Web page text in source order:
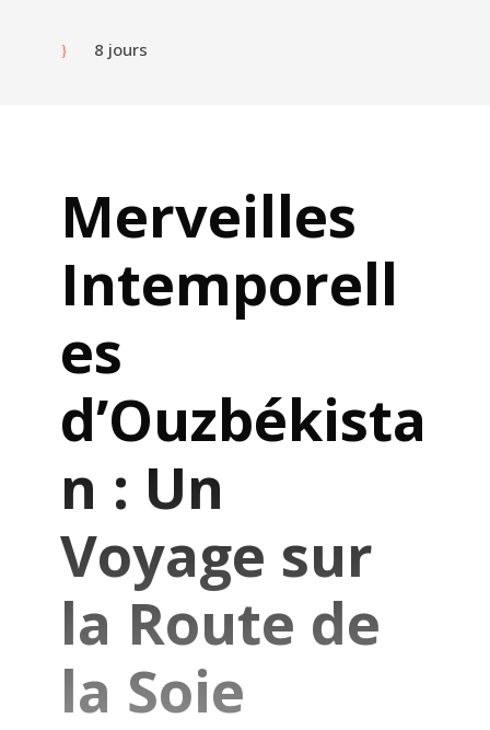
8 jours
Merveilles
Intemporell
es
d’Ouzbékista
n : Un
Voyage sur
la Route de
la Soie